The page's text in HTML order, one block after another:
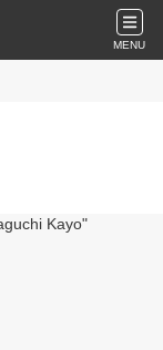
MENU